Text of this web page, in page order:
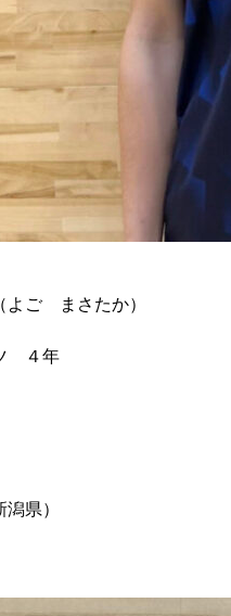
よご まさたか）
４年
県）